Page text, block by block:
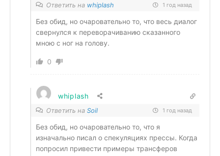
Ответить на whiplash 1 год назад
Без обид, но очаровательно то, что весь диалог
свернулся к переворачиванию сказанного
мною с ног на голову.
0
whiplash
Ответить на Soil 1 год назад
Без обид, но очаровательно то, что я
изначально писал о спекуляциях прессы. Когда
попросил привести примеры трансферов